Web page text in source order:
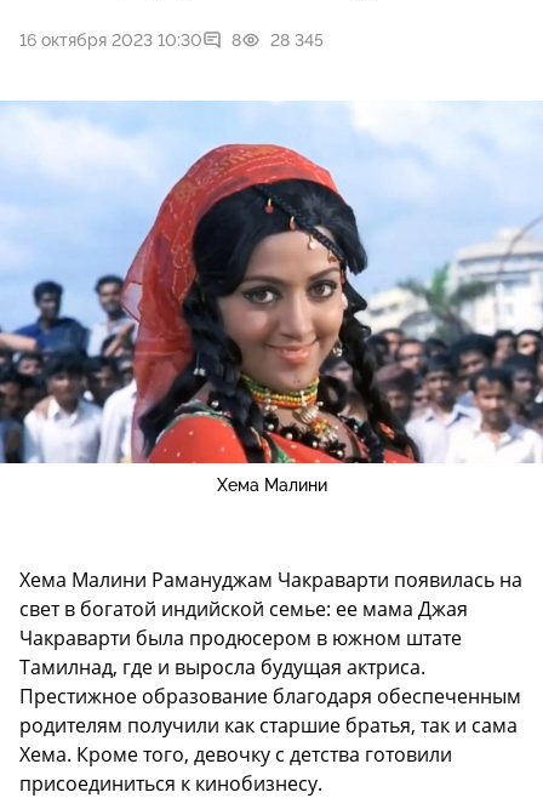
16 октября 2023 10:30 8 28 345
Хема Малини
Хема Малини Рамануджам Чакраварти появилась на
свет в богатой индийской семье: ее мама Джая
Чакраварти была продюсером в южном штате
Тамилнад, где и выросла будущая актриса.
Престижное образование благодаря обеспеченным
родителям получили как старшие братья, так и сама
Хема. Кроме того, девочку с детства готовили
присоединиться к кинобизнесу.